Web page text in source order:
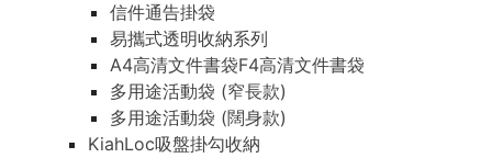
信件通告掛袋
易攜式透明收納系列
A4高清文件書袋F4高清文件書袋
多用途活動袋 (窄長款)
多用途活動袋 (闊身款)
KiahLoc吸盤掛勾收納